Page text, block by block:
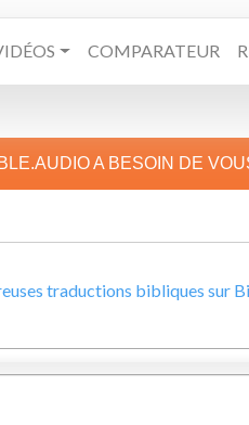
COMPARATEUR
A BESOIN DE
traductions bibliques sur